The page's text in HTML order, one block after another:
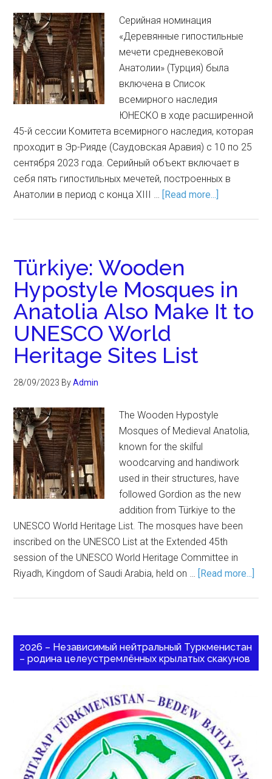
Серийная номинация
«Деревянные гипостильные
мечети средневековой
Анатолии» (Турция) была
включена в Список
всемирного наследия
ЮНЕСКО в ходе расширенной
45-й сессии Комитета всемирного наследия, которая
проходит в Эр-Рияде (Саудовская Аравия) с 10 по 25
сентября 2023 года. Серийный объект включает в
себя пять гипостильных мечетей, построенных в
Анатолии в период с конца XIII … [Read more...]
Türkiye: Wooden
Hypostyle Mosques in
Anatolia Also Make It to
UNESCO World
Heritage Sites List
28/09/2023 ByAdmin
The Wooden Hypostyle
Mosques of Medieval Anatolia,
known for the skilful
woodcarving and handiwork
used in their structures, have
followed Gordion as the new
addition from Türkiye to the
UNESCO World Heritage List. The mosques have been
inscribed on the UNESCO List at the Extended 45th
session of the UNESCO World Heritage Committee in
Riyadh, Kingdom of Saudi Arabia, held on … [Read more...]
2026 – Независимый нейтральный Туркменистан
– родина целеустремлённых крылатых скакунов